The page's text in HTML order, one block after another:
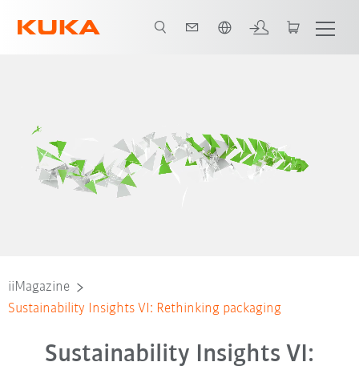
iiMagazine
Sustainability Insights VI: Rethinking packaging
Sustainability Insights VI: